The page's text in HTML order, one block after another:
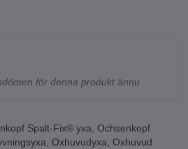
för denna produkt ännu
Spalt-Fix® yxa, Ochsenkopf
, Oxhuvudyxa, Oxhuvud